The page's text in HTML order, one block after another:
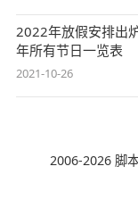
2022年放假安排出
年所有节日一览表
2021-10-26
2006-2026 脚